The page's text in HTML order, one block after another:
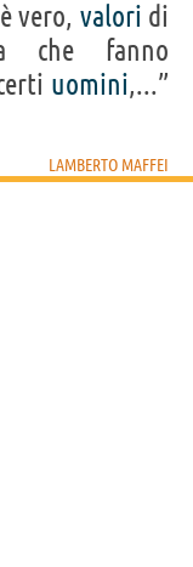
vero, valori di
che fanno
uomini,...”
LAMBERTO MAFFEI